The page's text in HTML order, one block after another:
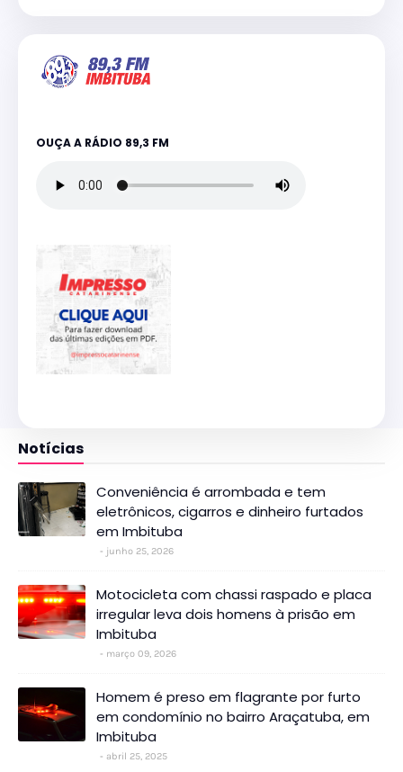
OUÇA A RÁDIO 89,3 FM
Notícias
Conveniência é arrombada e tem
eletrônicos, cigarros e dinheiro furtados
em Imbituba
junho 25, 2026
Motocicleta com chassi raspado e placa
irregular leva dois homens à prisão em
Imbituba
março 09, 2026
Homem é preso em flagrante por furto
em condomínio no bairro Araçatuba, em
Imbituba
abril 25, 2025